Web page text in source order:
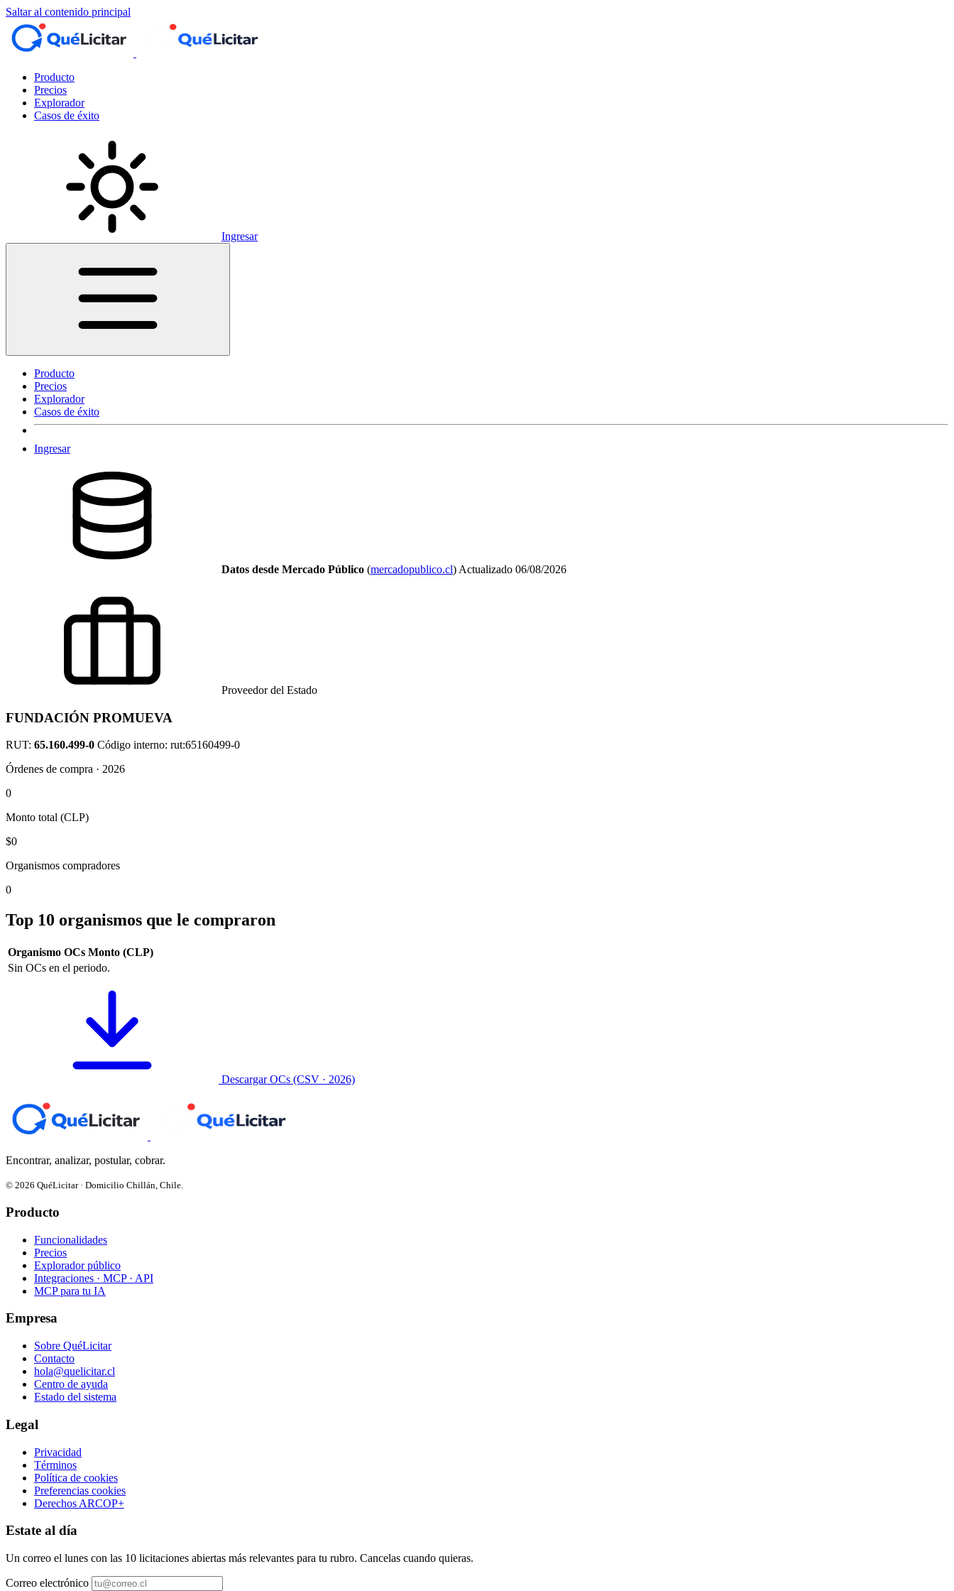
Saltar al contenido principal
Producto
Precios
Explorador
Casos de éxito
Ingresar
Producto
Precios
Explorador
Casos de éxito
Ingresar
Datos desde Mercado Público (mercadopublico.cl) Actualizado 06/08/2026
Proveedor del Estado
FUNDACIÓN PROMUEVA
RUT: 65.160.499-0 Código interno: rut:65160499-0
Órdenes de compra · 2026
0
Monto total (CLP)
$0
Organismos compradores
0
Top 10 organismos que le compraron
Organismo OCs Monto (CLP)
Sin OCs en el periodo.
Descargar OCs (CSV · 2026)
Encontrar, analizar, postular, cobrar.
© 2026 QuéLicitar · Domicilio Chillán, Chile.
Producto
Funcionalidades
Precios
Explorador público
Integraciones · MCP · API
MCP para tu IA
Empresa
Sobre QuéLicitar
Contacto
hola@quelicitar.cl
Centro de ayuda
Estado del sistema
Legal
Privacidad
Términos
Política de cookies
Preferencias cookies
Derechos ARCOP+
Estate al día
Un correo el lunes con las 10 licitaciones abiertas más relevantes para tu rubro. Cancelas cuando quieras.
Correo electrónico